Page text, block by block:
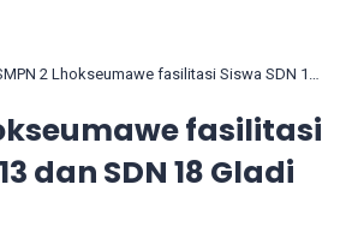
SMPN 2 Lhokseumawe fasilitasi Siswa SDN 13 dan SDN 18 Gladi AKM
fasilitasi
dan SDN 18 Gladi